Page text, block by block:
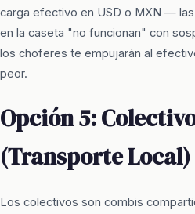
carga efectivo en USD o MXN —
en la caseta "no funcionan" con
los choferes te empujarán al
peor.
Opción 5:
(Transporte Local)
Los colectivos son combis